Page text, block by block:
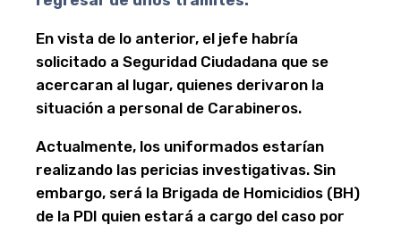
En vista de lo anterior, el jefe habría
solicitado a Seguridad Ciudadana que se
acercaran al lugar, quienes derivaron la
situación a personal de Carabineros.
Actualmente, los uniformados estarían
realizando las pericias investigativas. Sin
embargo, será la Brigada de Homicidios (BH)
de la PDI quien estará a cargo del caso por